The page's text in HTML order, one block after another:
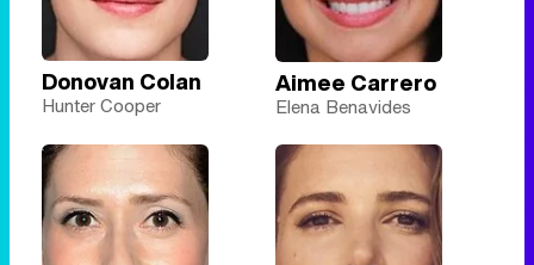
Donovan Colan
Hunter Cooper
Aimee Carrero
Elena Benavides